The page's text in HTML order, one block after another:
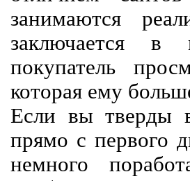
занимаются
заключается в
покупатель
которая ему
Если вы тверды
прямо с первого
немного